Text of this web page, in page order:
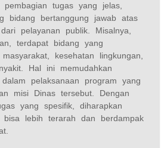
tugas yang jelas,
bidang bertanggung jawab atas
pelayanan publik. Misalnya,
terdapat bidang yang
kesehatan lingkungan,
Hal ini memudahkan
pelaksanaan program yang
misi Dinas tersebut. Dengan
yang spesifik, diharapkan
bisa lebih terarah dan berdampak